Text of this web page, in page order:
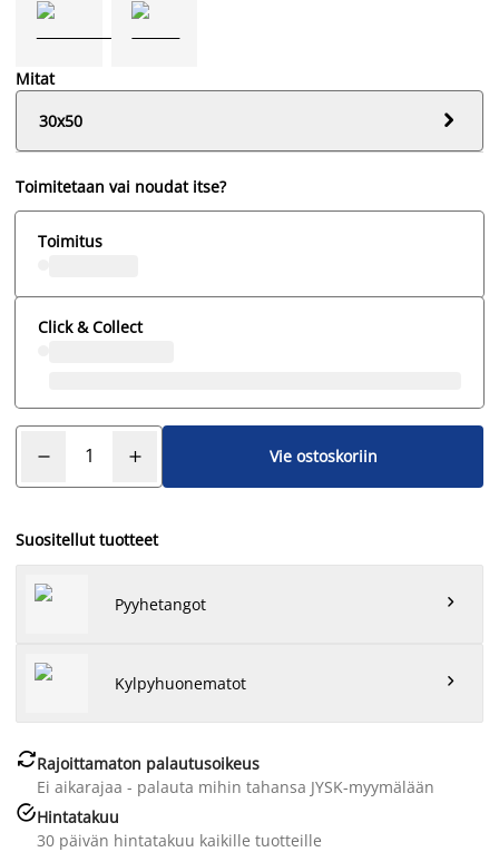
Mitat
30x50

Toimitetaan vai noudat itse?
Toimitus
Click & Collect
Vie ostoskoriin
Suositellut tuotteet
Pyyhetangot 
Kylpyhuonematot 
Rajoittamaton palautusoikeus
Ei aikarajaa - palauta mihin tahansa JYSK-myymälään
Hintatakuu
30 päivän hintatakuu kaikille tuotteille